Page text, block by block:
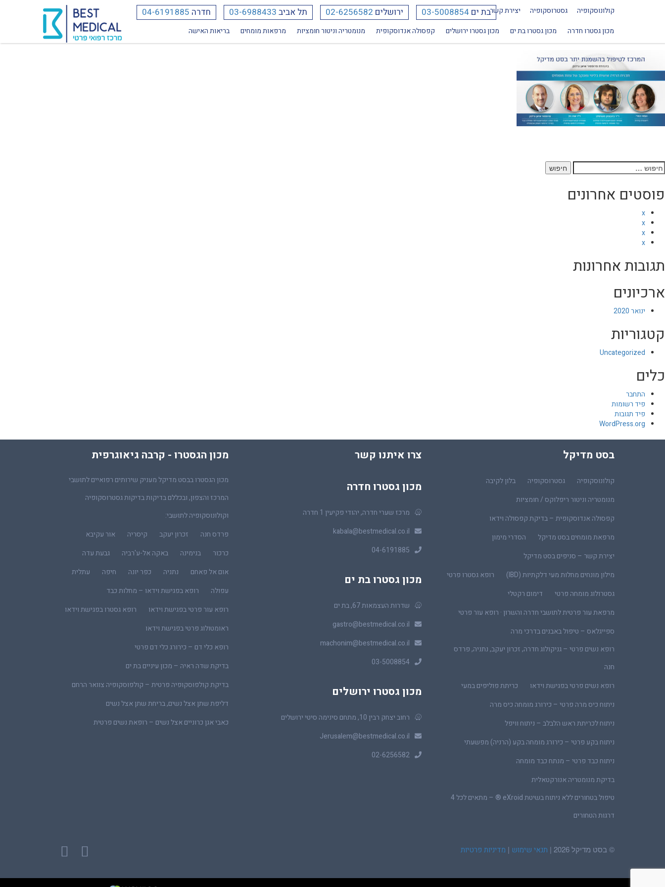
קולונוסקופיה גסטרוסקופיה יצירת קשר חדרה 04-6191885 תל אביב 03-6988433 ירושלים 02-6256582 בת ים 03-5008854
מכון גסטרו חדרה מכון גסטרו בת ים מכון גסטרו ירושלים קפסולה אנדוסקופית מנומטריה וניטור חומציות מרפאות מומחים בריאות האישה obera_3_2
חיפוש:
פוסטים אחרונים
x
x
x
x
תגובות אחרונות
ארכיונים
ינואר 2020
קטגוריות
Uncategorized
כלים
התחבר
פיד רשומות
פיד תגובות
WordPress.org
מכון הגסטרו - קרבה גיאוגרפית
מכון הגסטרו בבסט מדיקל מעניק שירותים רפואיים לתושבי
המרכז והצפון, ובכללם בדיקות בדיקות גסטרוסקופיה
וקולונוסקופיה לתושבי:
פרדס חנה
זכרון יעקב קיסריה
אור עקיבא
כרכור
בנימינה באקה אל-ע'רביה
גבעת עדה
אום אל פאחם
נתניה כפר יונה חיפה
עתלית
עפולה
רופא בפגישת וידאו – מחלות כבד
רופא עור פרטי בפגישת וידאו
רופא גסטרו בפגישת וידאו
ראומטולוג פרטי בפגישת וידאו
רופא כלי דם – כירורג כלי דם פרטי
בדיקת שדה ראיה – מכון עיניים בת ים
בדיקת קולפוסקופיה פרטית – קולפוסקופיה צוואר הרחם
דליפת שתן אצל נשים, בריחת שתן אצל נשים
כאבי אגן כרוניים אצל נשים – רופאת נשים פרטית
צרו איתנו קשר
מכון גסטרו חדרה
מרכז שערי חדרה, יהודי פקיעין 1 חדרה
kabala@bestmedical.co.il
04-6191885
מכון גסטרו בת ים
שדרות העצמאות 67, בת ים
gastro@bestmedical.co.il
machonim@bestmedical.co.il
03-5008854
מכון גסטרו ירושלים
רחוב יצחק רבין 10, מתחם סינימה סיטי ירושלים
Jerusalem@bestmedical.co.il
02-6256582
בסט מדיקל
קולונוסקופיה גסטרוסקופיה
בלון לקיבה
מנומטריה וניטור ריפלוקס / חומציות
קפסולה אנדוסקופית – בדיקת קפסולה וידאו
מרפאת מומחים בסט מדיקל
הסדרי מימון
יצירת קשר – סניפים בסט מדיקל
מילון מונחים מחלות מעי דלקתיות (IBD)
רופא גסטרו פרטי
גסטרולוג מומחה פרטי
דימום רקטלי
מרפאת עור פרטית לתושבי חדרה והשרון · רופא עור פרטי
ספייגלאס – טיפול באבנים בדרכי מרה
רופא נשים פרטי – גניקולוג חדרה, זכרון יעקב, נתניה, פרדס
חנה
רופא נשים פרטי בפגישת וידאו
כריתת פוליפים במעי
ניתוח כיס מרה פרטי – כירורג מומחה כיס מרה
ניתוח לכריתת ראש הלבלב – ניתוח וויפל
ניתוח בקע פרטי – כירורג מומחה בקע (הרניה) מפשעתי
ניתוח כבד פרטי – מנתח כבד מומחה
בדיקת מנומטריה אנורקטאלית
טיפול בטחורים ללא ניתוח בשיטת eXroid ® – מתאים לכל 4
דרגות הטחורים
© בסט מדיקל 2026 | תנאי שימוש | מדיניות פרטיות